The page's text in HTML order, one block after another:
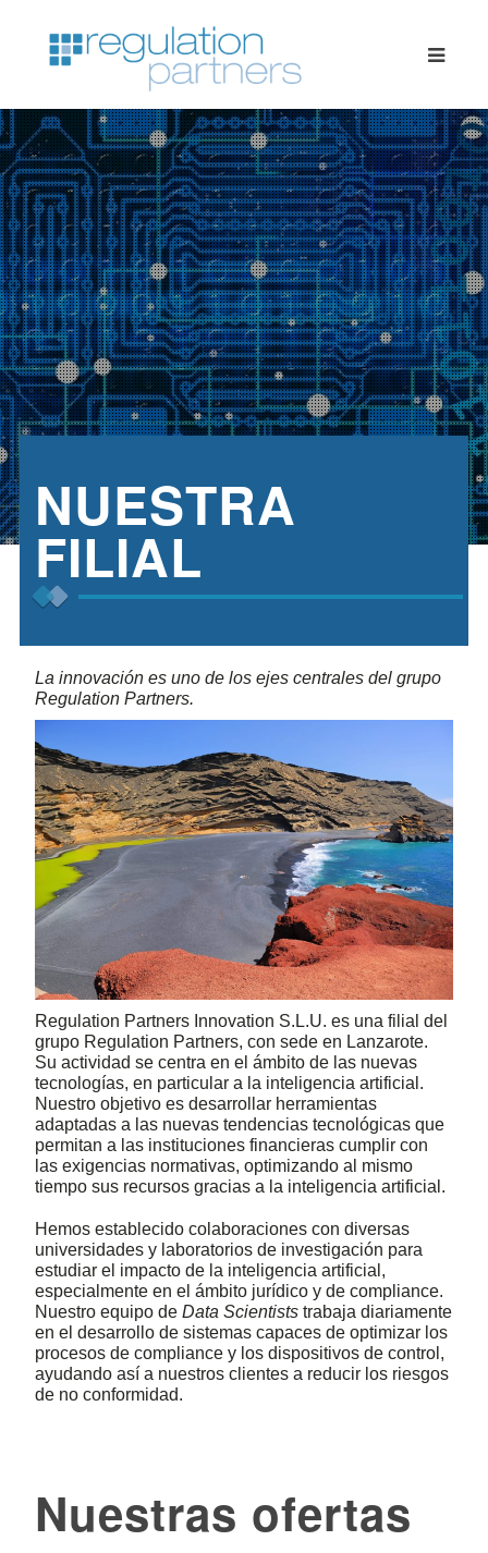
NUESTRA
FILIAL
La innovación es uno de los ejes centrales del grupo
Regulation Partners.
Regulation Partners Innovation S.L.U. es una filial del
grupo Regulation Partners, con sede en Lanzarote.
Su actividad se centra en el ámbito de las nuevas
tecnologías, en particular a la inteligencia artificial.
Nuestro objetivo es desarrollar herramientas
adaptadas a las nuevas tendencias tecnológicas que
permitan a las instituciones financieras cumplir con
las exigencias normativas, optimizando al mismo
tiempo sus recursos gracias a la inteligencia artificial.
Hemos establecido colaboraciones con diversas
universidades y laboratorios de investigación para
estudiar el impacto de la inteligencia artificial,
especialmente en el ámbito jurídico y de compliance.
Nuestro equipo de Data Scientiststrabaja diariamente
en el desarrollo de sistemas capaces de optimizar los
procesos de compliance y los dispositivos de control,
ayudando así a nuestros clientes a reducir los riesgos
de no conformidad.
Nuestras ofertas